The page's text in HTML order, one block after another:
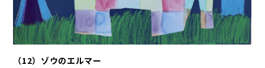
（12）ゾウのエルマー